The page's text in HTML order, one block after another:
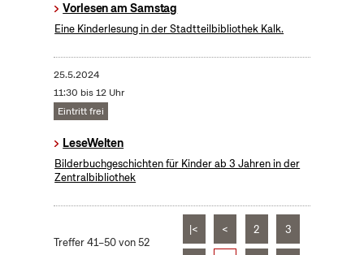
Vorlesen am Samstag
Eine Kinderlesung in der Stadtteilbibliothek Kalk.
25.5.2024
11:30 bis 12 Uhr
Eintritt frei
LeseWelten
Bilderbuchgeschichten für Kinder ab 3 Jahren in der
Zentralbibliothek
Treffer 41–50 von 52
|< < 2 3